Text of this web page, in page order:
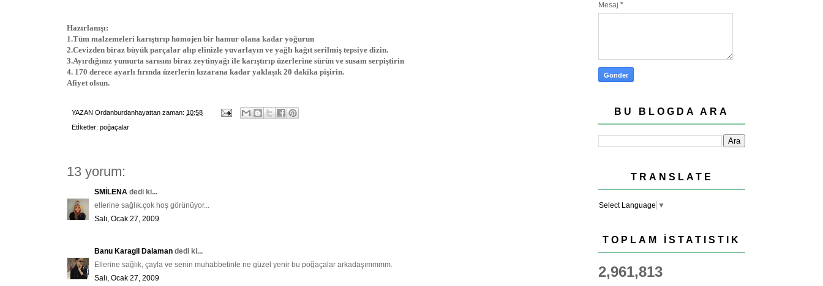
Hazırlanışı:
1.Tüm malzemeleri karıştırıp homojen bir hamur olana kadar yoğurun
2.Cevizden biraz büyük parçalar alıp elinizle yuvarlayın ve yağlı kağıt serilmiş tepsiye dizin.
3.Ayırdığınız yumurta sarısını biraz zeytinyağı ile karıştırıp üzerlerine sürün ve susam serpiştirin
4. 170 derece ayarlı fırında üzerlerin kızarana kadar yaklaşık 20 dakika pişirin.
Afiyet olsun.
YAZAN Ordanburdanhayattan zaman: 10:58
Etİketler: poğaçalar
13 yorum:
SMİLENA dedi ki...
ellerine sağlık.çok hoş görünüyor...
Salı, Ocak 27, 2009
Banu Karagil Dalaman dedi ki...
Ellerine sağlık, çayla ve senin muhabbetinle ne güzel yenir bu poğaçalar arkadaşımmmm.
Salı, Ocak 27, 2009
Mesaj *
BU BLOGDA ARA
TRANSLATE
Select Language ▼
TOPLAM İSTATISTIK
2,961,813